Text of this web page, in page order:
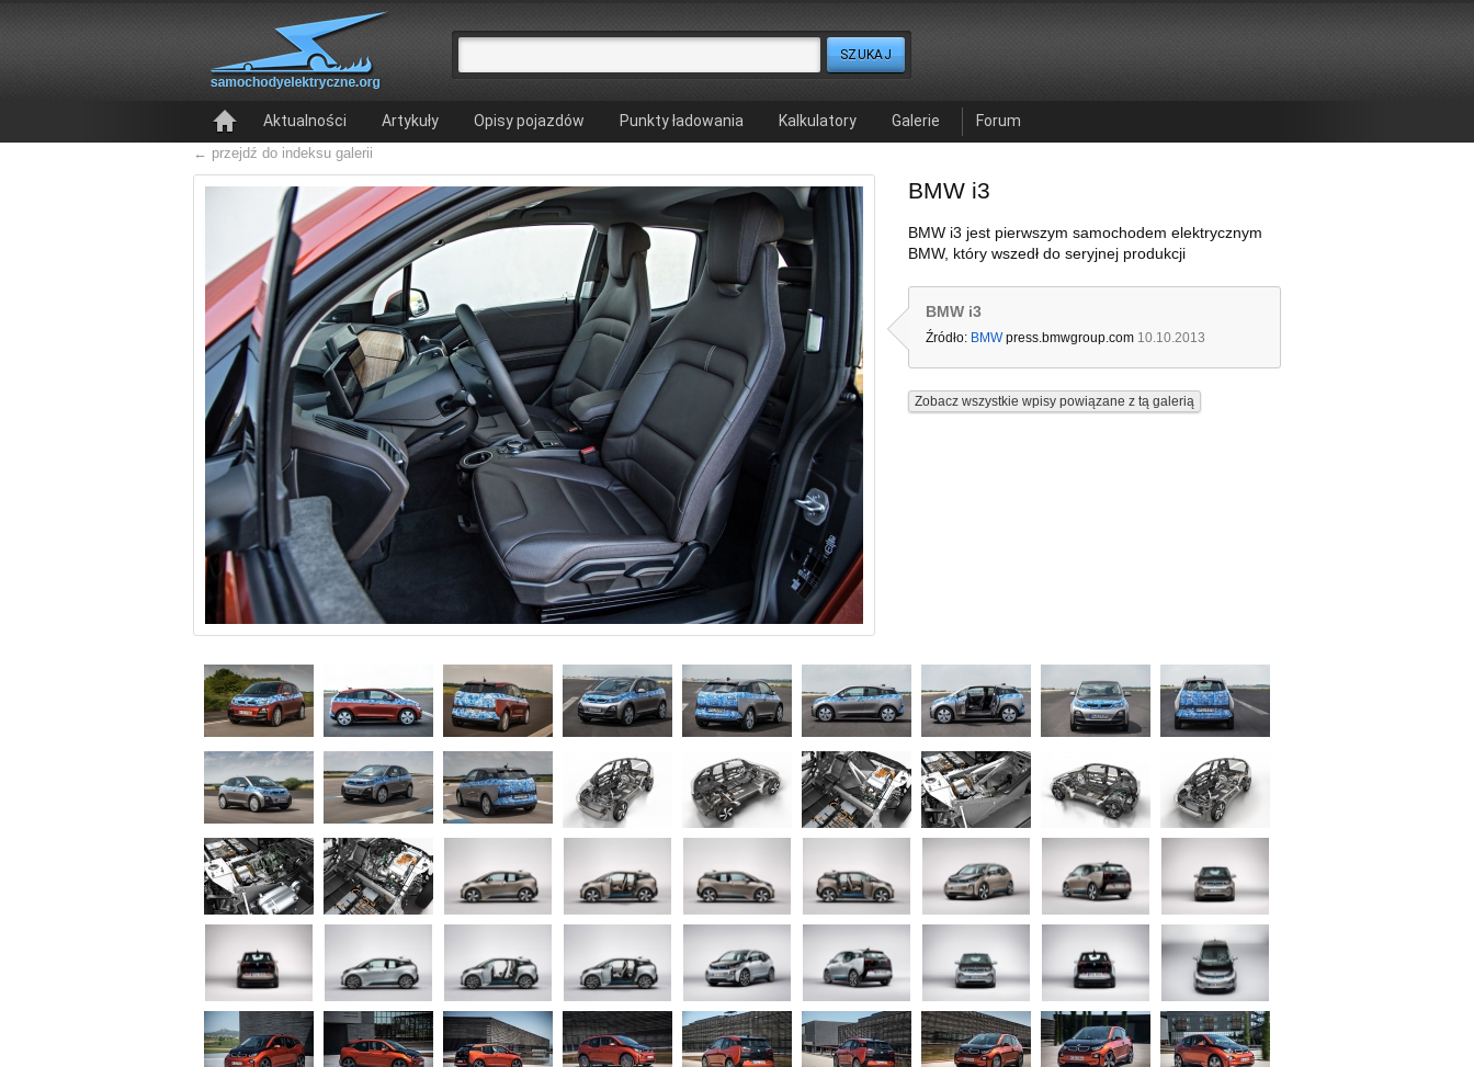
Aktualności Artykuły Opisy pojazdów Punkty ładowania Kalkulatory Galerie Forum
← przejdź do indeksu galerii
BMW i3
BMW i3 jest pierwszym samochodem elektrycznym
BMW, który wszedł do seryjnej produkcji
BMW i3
Źródło: BMW press.bmwgroup.com 10.10.2013
Zobacz wszystkie wpisy powiązane z tą galerią